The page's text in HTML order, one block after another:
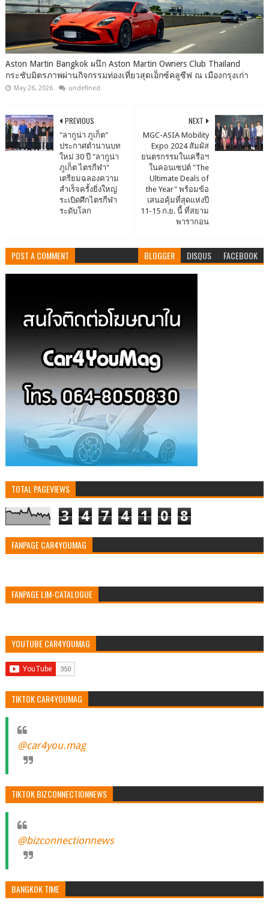
Aston Martin Bangkok ผนึก Aston Martin Owners Club Thailand
กระชับมิตรภาพผ่านกิจกรรมท่องเที่ยวสุดเอ็กซ์คลูซีฟ ณ เมืองกรุงเก่า
May 26, 2026 undefined
NEXT
MGC-ASIA Mobility
Expo 2024 สัมผัส
ยนตรกรรมในเครือฯ
ในคอนเซปต์ "The
Ultimate Deals of
the Year" พร้อมข้อ
เสนอคุ้มที่สุดแห่งปี
11-15 ก.ย. นี้ ที่สยาม
พารากอน
PREVIOUS
"ลากูน่า ภูเก็ต"
ประกาศตำนานบท
ใหม่ 30 ปี "ลากูน่า
ภูเก็ต ไตรกีฬา"
เตรียมฉลองความ
สำเร็จครั้งยิ่งใหญ่
ระเบิดศึกไตรกีฬา
ระดับโลก
POST A COMMENT BLOGGER DISQUS FACEBOOK
TOTAL PAGEVIEWS
3 4 7 4 1 0 8
FANPAGE CAR4YOUMAG
FANPAGE LIM-CATALOGUE
YOUTUBE CAR4YOUMAG
TIKTOK CAR4YOUMAG
@car4you.mag
TIKTOK BIZCONNECTIONNEWS
@bizconnectionnews
BANGKOK TIME